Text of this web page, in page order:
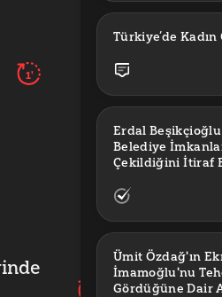
1'
Türkiye’de
Erdal Beşikçioğlu
Belediye
Ümit Özdağ'ın
İmamoğlu'nu
Gördüğüne Dair